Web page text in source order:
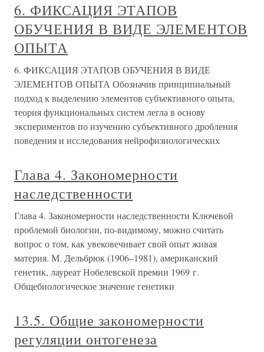
6. ФИКСАЦИЯ ЭТАПОВ
ОБУЧЕНИЯ В ВИДЕ ЭЛЕМЕНТОВ
ОПЫТА
6. ФИКСАЦИЯ ЭТАПОВ ОБУЧЕНИЯ В ВИДЕ
ЭЛЕМЕНТОВ ОПЫТА Обозначив принципиальный
подход к выделению элементов субъективного опыта,
теория функциональных систем легла в основу
экспериментов по изучению субъективного дробления
поведения и исследования нейрофизиологических
Глава 4. Закономерности
наследственности
Глава 4. Закономерности наследственности Ключевой
проблемой биологии, по-видимому, можно считать
вопрос о том, как увековечивает свой опыт живая
материя. М. Дельбрюк (1906–1981), американский
генетик, лауреат Нобелевской премии 1969 г.
Общебиологическое значение генетики
13.5. Общие закономерности
регуляции онтогенеза